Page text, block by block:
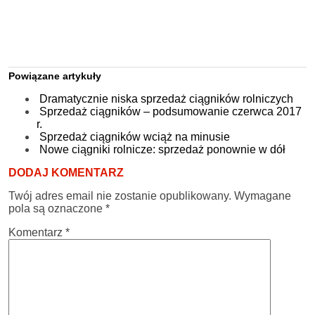
Powiązane artykuły
Dramatycznie niska sprzedaż ciągników rolniczych
Sprzedaż ciągników – podsumowanie czerwca 2017
r.
Sprzedaż ciągników wciąż na minusie
Nowe ciągniki rolnicze: sprzedaż ponownie w dół
DODAJ KOMENTARZ
Twój adres email nie zostanie opublikowany. Wymagane
pola są oznaczone *
Komentarz *